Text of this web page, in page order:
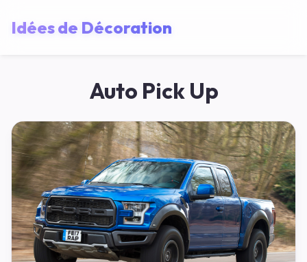
Idées de Décoration
Auto Pick Up